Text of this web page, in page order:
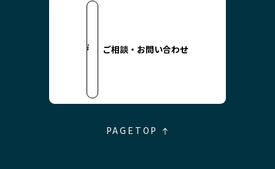
ご相談・お問い合わせ
PAGETOP